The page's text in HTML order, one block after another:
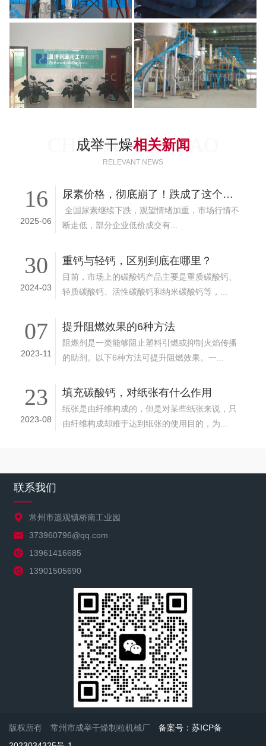
成举干燥相关新闻
CHENJU GANZAO
RELEVANT NEWS
16
2025-06
尿素价格，彻底崩了！跌成了这个样子，6月14日最新价格行情
全国尿素继续下跌，观望情绪加重，市场行情不
断走低，部分企业低价成交有...
30
2024-03
重钙与轻钙，区别到底在哪里？
目前，市场上的碳酸钙产品主要是重质碳酸钙、
轻质碳酸钙、活性碳酸钙和纳米碳酸钙等，...
07
2023-11
提升阻燃效果的6种方法
阻燃剂是一类能够阻止塑料引燃或抑制火焰传播
的助剂。以下6种方法可提升阻燃效果。一...
23
2023-08
填充碳酸钙，对纸张有什么作用
纸张是由纤维构成的，但是对某些纸张来说，只
由纤维构成却难于达到纸张的使用目的，为...
联系我们
常州市遥观镇桥南工业园
373960796@qq.com
13961416685
13901505690
版权所有 常州市成举干燥制粒机械厂 备案号：苏ICP备